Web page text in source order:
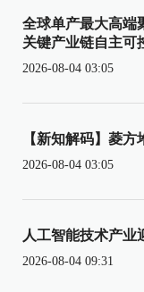
全球单产最大高端
关键产业链自主可
2026-08-04 03:05
【新知解码】菱方
2026-08-04 03:05
人工智能技术产业
2026-08-04 09:31